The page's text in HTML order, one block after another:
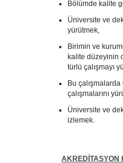
Bölümde kalite
Üniversite ve
yürütmek,
Birimin ve
kalite düzeyinin
türlü çalışmayı
Bu
çalışmalarını
Üniversite ve
izlemek.
AKREDİTASYON